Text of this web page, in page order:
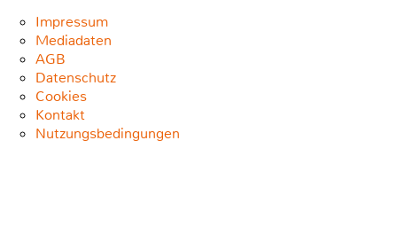
Impressum
Mediadaten
AGB
Datenschutz
Cookies
Kontakt
Nutzungsbedingungen